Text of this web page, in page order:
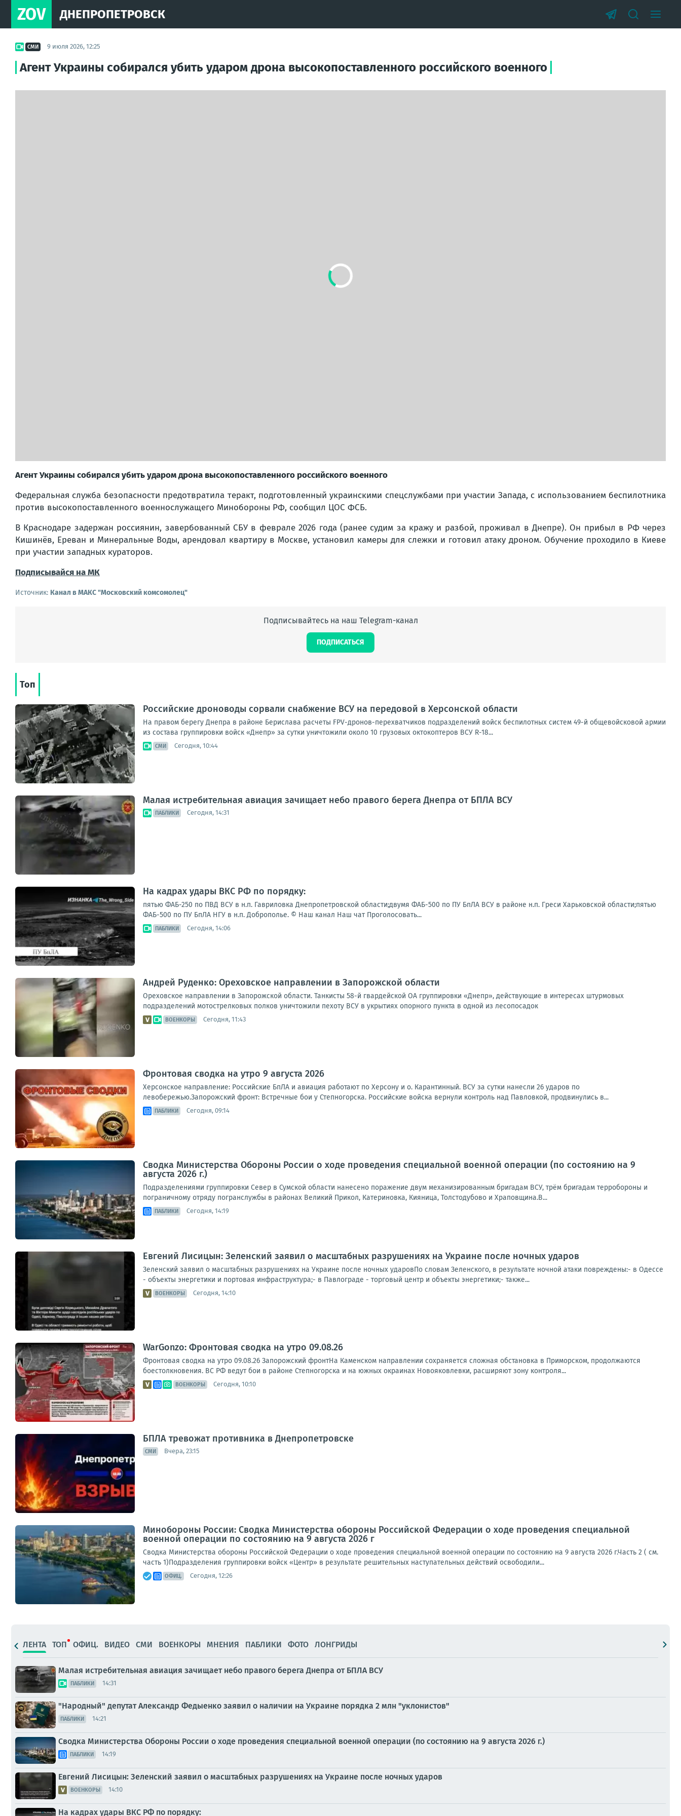
ZOV ДНЕПРОПЕТРОВСК
СМИ 9 июля 2026, 12:25
Агент Украины собирался убить ударом дрона высокопоставленного российского военного
Агент Украины собирался убить ударом дрона высокопоставленного российского военного
Федеральная служба безопасности предотвратила теракт, подготовленный украинскими спецслужбами при участии Запада, с использованием беспилотника
против высокопоставленного военнослужащего Минобороны РФ, сообщил ЦОС ФСБ.
В Краснодаре задержан россиянин, завербованный СБУ в феврале 2026 года (ранее судим за кражу и разбой, проживал в Днепре). Он прибыл в РФ через
Кишинёв, Ереван и Минеральные Воды, арендовал квартиру в Москве, установил камеры для слежки и готовил атаку дроном. Обучение проходило в Киеве
при участии западных кураторов.
Подписывайся на МК
Источник: Канал в МАКС "Московский комсомолец"
Подписывайтесь на наш Telegram-канал
ПОДПИСАТЬСЯ
Топ
Российские дроноводы сорвали снабжение ВСУ на передовой в Херсонской области
На правом берегу Днепра в районе Берислава расчеты FPV-дронов-перехватчиков подразделений войск беспилотных систем 49-й общевойсковой армии
из состава группировки войск «Днепр» за сутки уничтожили около 10 грузовых октокоптеров ВСУ R-18...
СМИ Сегодня, 10:44
Малая истребительная авиация зачищает небо правого берега Днепра от БПЛА ВСУ
ПАБЛИКИ Сегодня, 14:31
На кадрах удары ВКС РФ по порядку:
пятью ФАБ-250 по ПВД ВСУ в н.п. Гавриловка Днепропетровской области;двумя ФАБ-500 по ПУ БпЛА ВСУ в районе н.п. Греси Харьковской области;пятью
ФАБ-500 по ПУ БпЛА НГУ в н.п. Доброполье. © Наш канал Наш чат Проголосовать...
ПАБЛИКИ Сегодня, 14:06
Андрей Руденко: Ореховское направлении в Запорожской области
Ореховское направлении в Запорожской области. Танкисты 58-й гвардейской ОА группировки «Днепр», действующие в интересах штурмовых
подразделений мотострелковых полков уничтожили пехоту ВСУ в укрытиях опорного пункта в одной из лесопосадок
ВОЕНКОРЫ Сегодня, 11:43
Фронтовая сводка на утро 9 августа 2026
Херсонское направление: Российские БпЛА и авиация работают по Херсону и о. Карантинный. ВСУ за сутки нанесли 26 ударов по
левобережью.Запорожский фронт: Встречные бои у Степногорска. Российские войска вернули контроль над Павловкой, продвинулись в...
ПАБЛИКИ Сегодня, 09:14
Сводка Министерства Обороны России о ходе проведения специальной военной операции (по состоянию на 9
августа 2026 г.)
Подразделениями группировки Север в Сумской области нанесено поражение двум механизированным бригадам ВСУ, трём бригадам терробороны и
пограничному отряду погранслужбы в районах Великий Прикол, Катериновка, Кияница, Толстодубово и Храповщина.В...
ПАБЛИКИ Сегодня, 14:19
Евгений Лисицын: Зеленский заявил о масштабных разрушениях на Украине после ночных ударов
Зеленский заявил о масштабных разрушениях на Украине после ночных ударовПо словам Зеленского, в результате ночной атаки повреждены:- в Одессе
- объекты энергетики и портовая инфраструктура;- в Павлограде - торговый центр и объекты энергетики;- также...
ВОЕНКОРЫ Сегодня, 14:10
WarGonzo: Фронтовая сводка на утро 09.08.26
Фронтовая сводка на утро 09.08.26 Запорожский фронтНа Каменском направлении сохраняется сложная обстановка в Приморском, продолжаются
боестолкновения. ВС РФ ведут бои в районе Степногорска и на южных окраинах Новояковлевки, расширяют зону контроля...
ВОЕНКОРЫ Сегодня, 10:10
БПЛА тревожат противника в Днепропетровске
СМИ Вчера, 23:15
Минобороны России: Сводка Министерства обороны Российской Федерации о ходе проведения специальной
военной операции по состоянию на 9 августа 2026 г
Сводка Министерства обороны Российской Федерации о ходе проведения специальной военной операции по состоянию на 9 августа 2026 г.Часть 2 ( см.
часть 1)Подразделения группировки войск «Центр» в результате решительных наступательных действий освободили...
ОФИЦ. Сегодня, 12:26
ЛЕНТА ТОП ОФИЦ. ВИДЕО СМИ ВОЕНКОРЫ МНЕНИЯ ПАБЛИКИ ФОТО ЛОНГРИДЫ
Малая истребительная авиация зачищает небо правого берега Днепра от БПЛА ВСУ
ПАБЛИКИ 14:31
"Народный" депутат Александр Федыенко заявил о наличии на Украине порядка 2 млн "уклонистов"
ПАБЛИКИ 14:21
Сводка Министерства Обороны России о ходе проведения специальной военной операции (по состоянию на 9 августа 2026 г.)
ПАБЛИКИ 14:19
Евгений Лисицын: Зеленский заявил о масштабных разрушениях на Украине после ночных ударов
ВОЕНКОРЫ 14:10
На кадрах удары ВКС РФ по порядку: